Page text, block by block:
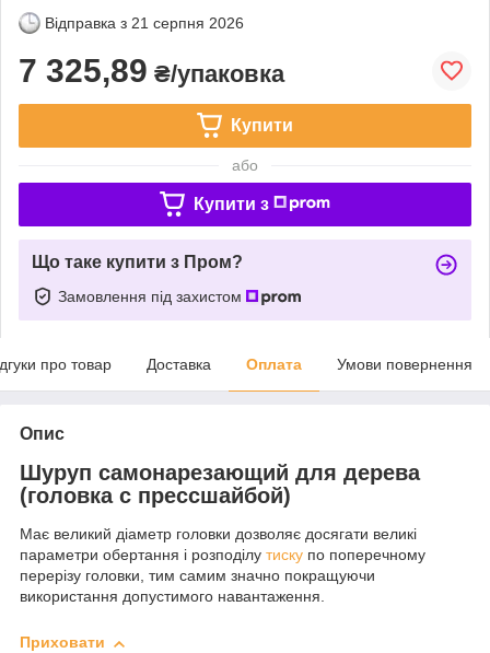
Відправка з 21 серпня 2026
7 325,89 ₴/упаковка
Купити
або
Купити з
Що таке купити з Пром?
Замовлення під захистом
про товар Доставка Оплата Умови повернення
Опис
Шуруп самонарезающий для дерева
(головка с прессшайбой)
Має великий діаметр головки дозволяє досягати великі
параметри обертання і розподілу тиску по поперечному
перерізу головки, тим самим значно покращуючи
використання допустимого навантаження.
Приховати